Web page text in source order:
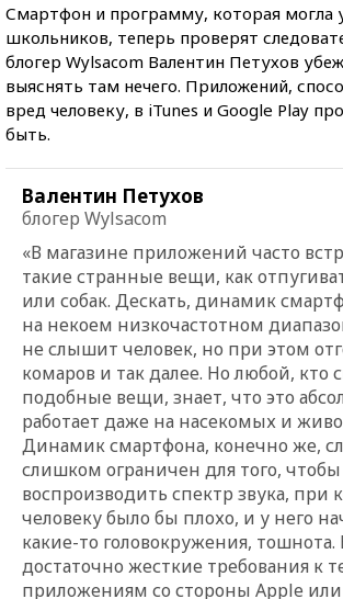
Смартфон и программу, которая могла
школьников, теперь проверят
блогер Wylsacom Валентин Петухов
выяснять там нечего. Приложений,
вред человеку, в iTunes и Google Play
быть.
Валентин Петухов
блогер Wylsacom
«В магазине приложений часто
такие странные вещи, как
или собак. Дескать, динамик
на некоем низкочастотном
не слышит человек, но при этом
комаров и так далее. Но любой, кто
подобные вещи, знает, что это
работает даже на насекомых и
Динамик смартфона, конечно же,
слишком ограничен для того, чтобы
воспроизводить спектр звука, при
человеку было бы плохо, и у него
какие-то головокружения, тошнота.
достаточно жесткие требования к
приложениям со стороны Apple или